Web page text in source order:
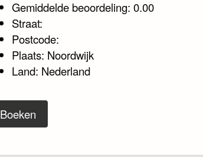
Gemiddelde beoordeling: 0.00
Straat:
Postcode:
Plaats: Noordwijk
Land: Nederland
Boeken